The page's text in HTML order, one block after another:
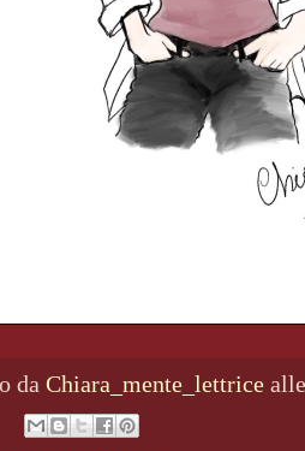
da Chiara_mente_lettrice